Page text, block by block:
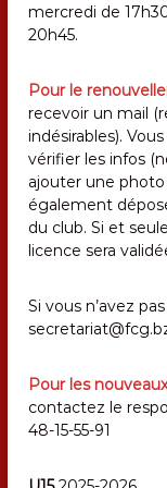
e
s
9
5
9
mercredi de
20h45.
Pour le
recevoir un mail
indésirables).
vérifier les infos
ajouter une
également
du club. Si et
licence sera
Si vous n’avez
Pour les
contactez le
48-15-55-91